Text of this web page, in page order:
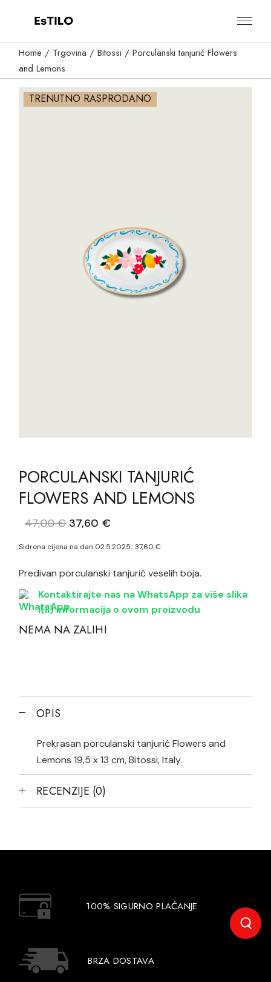
Home Trgovina Bitossi
Porculanski tanjurić Flowers
and Lemons
TRENUTNO RASPRODANO
PORCULANSKI TANJURIĆ
FLOWERS AND LEMONS
47,00€ Izvorna
cijena
bila
je:
37,60 €Trenutna
cijena
je:
37,60 €.
Sidrena cijena na dan 02.5.2025.:37,60€
Predivan porculanski tanjurić veselih boja.
Kontaktirajte nas na WhatsApp za više slika
i(li) informacija o ovom proizvodu
NEMA NA ZALIHI
OPIS
Prekrasan porculanski tanjurić Flowers and
Lemons 19,5 x 13 cm, Bitossi, Italy.
RECENZIJE (0)
100% SIGURNO PLAĆANJE
BRZA DOSTAVA